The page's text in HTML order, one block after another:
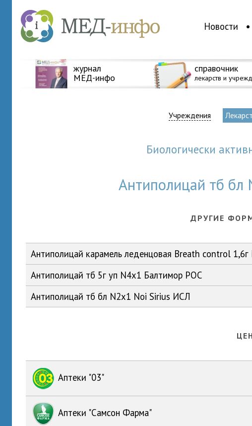
Новости
журнал
МЕД-инфо
справочник
лекарств и
Учреждения
Биологически
Антиполицай тб
ДРУГИЕ
Антиполицай карамель леденцовая Breath control
Антиполицай тб 5г уп N4x1 Балтимор РОС
Антиполицай тб бл N2x1 Noi Sirius ИСЛ
Аптеки "03"
Аптеки "Самсон Фарма"